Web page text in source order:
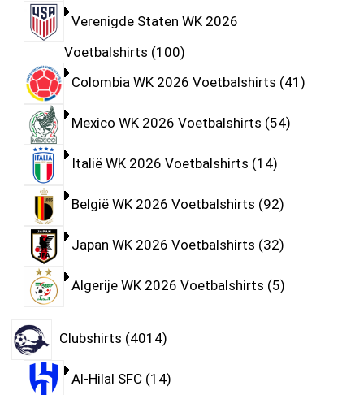
Verenigde Staten WK 2026
Voetbalshirts 100
Colombia WK 2026 Voetbalshirts 41
Mexico WK 2026 Voetbalshirts 54
Italië WK 2026 Voetbalshirts 14
België WK 2026 Voetbalshirts 92
Japan WK 2026 Voetbalshirts 32
Algerije WK 2026 Voetbalshirts 5
Clubshirts 4014
Al-Hilal SFC 14